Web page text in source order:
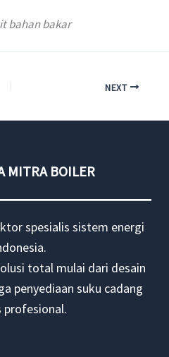
bahan bakar
NEXT
MITRA BOILER
spesialis sistem energi
total mulai dari desain
penyediaan suku cadang
profesional.